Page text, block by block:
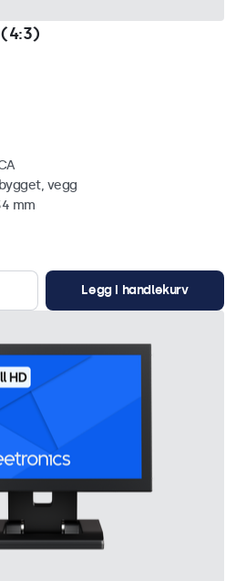
vegg
mm
Legg i handlekurv